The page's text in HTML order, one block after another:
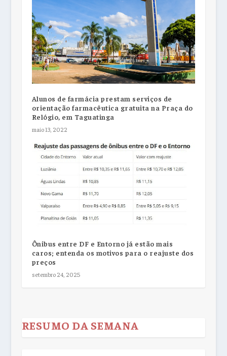
Alunos de farmácia prestam serviços de
orientação farmacêutica gratuita na Praça do
Relógio, em Taguatinga
maio 13, 2022
Ônibus entre DF e Entorno já estão mais
caros; entenda os motivos para o reajuste dos
preços
setembro 24, 2025
RESUMO DA SEMANA